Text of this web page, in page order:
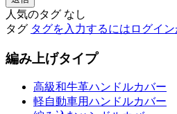
人気のタグ なし
タグ タグを入力するにはログイ
編み上げタイプ
高級和牛革ハンドルカバー
軽自動車用ハンドルカバー